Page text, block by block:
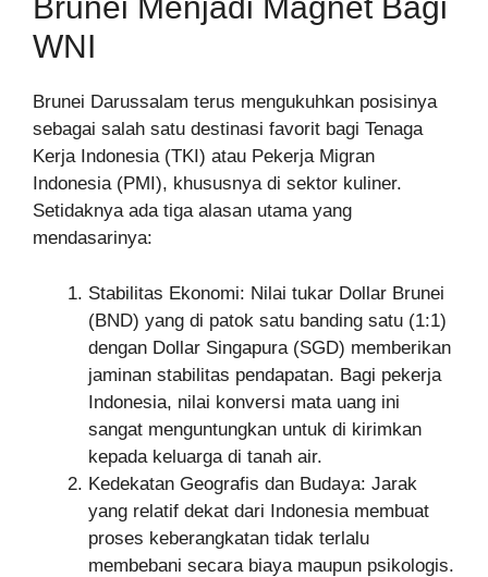
Brunei Menjadi Magnet Bagi
WNI
Brunei Darussalam terus mengukuhkan posisinya
sebagai salah satu destinasi favorit bagi Tenaga
Kerja Indonesia (TKI) atau Pekerja Migran
Indonesia (PMI), khususnya di sektor kuliner.
Setidaknya ada tiga alasan utama yang
mendasarinya:
Stabilitas Ekonomi: Nilai tukar Dollar Brunei
(BND) yang di patok satu banding satu (1:1)
dengan Dollar Singapura (SGD) memberikan
jaminan stabilitas pendapatan. Bagi pekerja
Indonesia, nilai konversi mata uang ini
sangat menguntungkan untuk di kirimkan
kepada keluarga di tanah air.
Kedekatan Geografis dan Budaya: Jarak
yang relatif dekat dari Indonesia membuat
proses keberangkatan tidak terlalu
membebani secara biaya maupun psikologis.